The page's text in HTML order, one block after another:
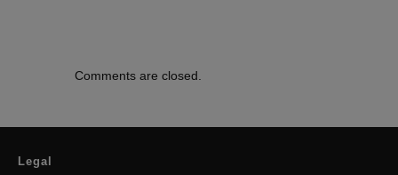
Comments are closed.
Legal